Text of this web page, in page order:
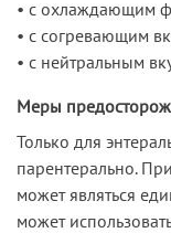
• с охлаждающим
• с согревающим
• с нейтральным
Меры
Только для
парентерально.
может являться
может